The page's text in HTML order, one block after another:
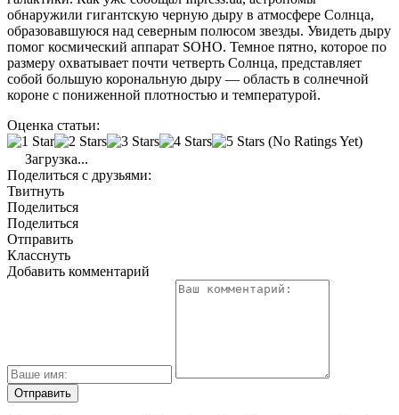
обнаружили гигантскую черную дыру в атмосфере Солнца,
образовавшуюся над северным полюсом звезды. Увидеть дыру
помог космический аппарат SOHO. Темное пятно, которое по
размеру охватывает почти четверть Солнца, представляет
собой большую корональную дыру — область в солнечной
короне с пониженной плотностью и температурой.
Оценка статьи:
(No Ratings Yet)
Загрузка...
Поделиться с друзьями:
Твитнуть
Поделиться
Поделиться
Отправить
Класснуть
Добавить комментарий